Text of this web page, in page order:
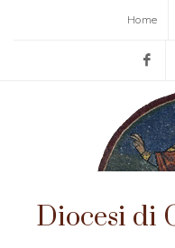
Home
Diocesi di